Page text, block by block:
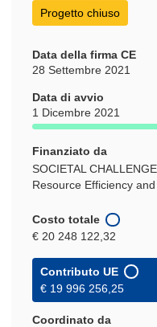
finestra)
Progetto chiuso
Data della firma CE
28 Settembre 2021
Data di avvio
1 Dicembre 2021
Finanziato da
SOCIETAL
Resource Efficiency
Costo totale
€ 20 248 122,32
Contributo UE
€ 19 996 256,25
Coordinato da